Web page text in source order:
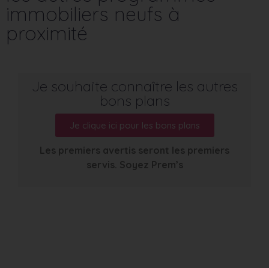
immobiliers neufs à
proximité
Je souhaite connaître les autres
bons plans
Je clique ici pour les bons plans
Les premiers avertis seront les premiers
servis. Soyez Prem’s